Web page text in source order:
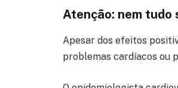
Atenção: nem tudo
Apesar dos efeitos
problemas cardíacos ou